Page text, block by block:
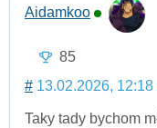
Aidamkoo
85
# 13.02.2026, 12:18
Taky tady bychom